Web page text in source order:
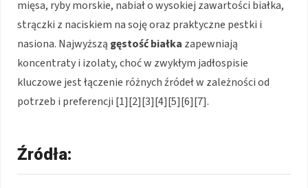
mięsa, ryby morskie, nabiał o wysokiej zawartości białka,
strączki z naciskiem na soję oraz praktyczne pestki i
nasiona. Najwyższą gęstość białka zapewniają
koncentraty i izolaty, choć w zwykłym jadłospisie
kluczowe jest łączenie różnych źródeł w zależności od
potrzeb i preferencji [1][2][3][4][5][6][7].
Źródła: